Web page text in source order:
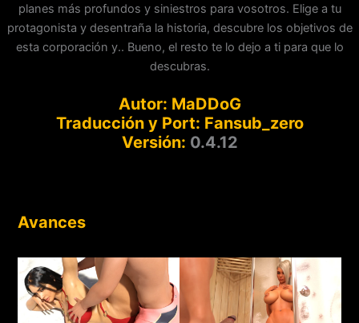
planes más profundos y siniestros para vosotros. Elige a tu
protagonista y desentraña la historia, descubre los objetivos de
esta corporación y.. Bueno, el resto te lo dejo a ti para que lo
descubras.
Autor: MaDDoG
Traducción y Port: Fansub_zero
Versión: 0.4.12
Avances